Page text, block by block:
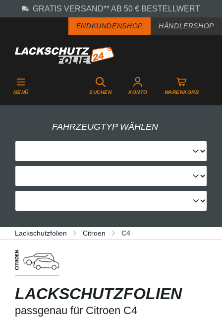
Zum Hauptinhalt springen
GRATIS VERSAND** AB 50 € BESTELLWERT
ENDKUNDENSHOP HÄNDLERSHOP
MENÜ SUCHEN KONTO WARENKORB
FAHRZEUGTYP WÄHLEN
Lackschutzfolien Citroen C4
LACKSCHUTZFOLIEN
passgenau für Citroen C4